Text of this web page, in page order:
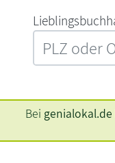
Bei genialokal.de